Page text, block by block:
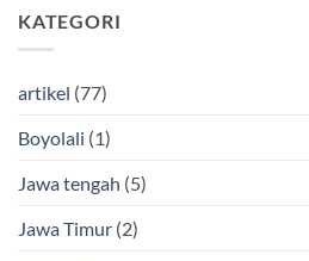
KATEGORI
artikel (77)
Boyolali (1)
Jawa tengah (5)
Jawa Timur (2)